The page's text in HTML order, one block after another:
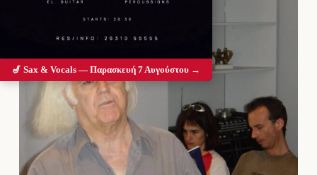
🎷 Sax & Vocals — Παρασκευή 7 Αυγούστου →